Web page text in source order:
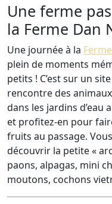
Une ferme
la Ferme Dan
Une journée à la
plein de moments
petits ! C’est sur un
rencontre des
dans les jardins d’eau
et profitez-en pour
fruits au passage.
découvrir la petite «
paons, alpagas, mini
moutons, cochons